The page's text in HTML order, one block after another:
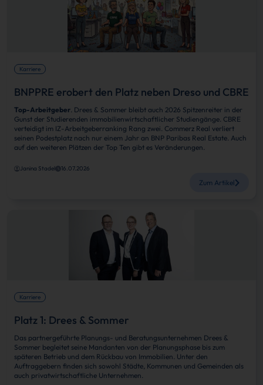
Karriere
BNPPRE erobert den Platz neben Dreso und CBRE
Top-Arbeitgeber. Drees & Sommer bleibt auch 2026 Spitzenreiter in der
Gunst der Studierenden immobilienwirtschaftlicher Studiengänge. CBRE
verteidigt im IZ-Arbeitgeberranking Rang zwei. Commerz Real verliert
seinen Podestplatz nach nur einem Jahr an BNP Paribas Real Estate. Auch
auf den weiteren Plätzen der Top Ten gibt es Veränderungen.
Janina Stadel 16.07.2026
Zum Artikel
Karriere
Platz 1: Drees & Sommer
Das partnergeführte Planungs- und Beratungsunternehmen Drees &
Sommer begleitet seine Mandanten von der Planungsphase bis zum
späteren Betrieb und dem Rückbau von Immobilien. Unter den
Auftraggebern finden sich sowohl Städte, Kommunen und Gemeinden als
auch privatwirtschaftliche Unternehmen.